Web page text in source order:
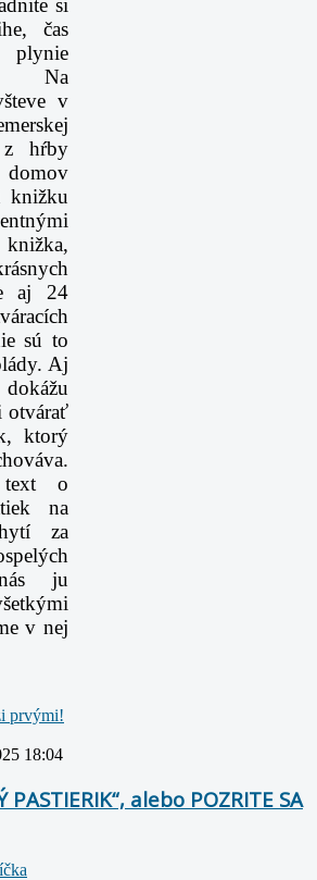
si
čas
Na
v
hŕby
knižku
knižka,
aj 24
sú to
Aj
otvárať
ktorý
o
na
za
ju
v nej
prvými!
18:04
alebo POZRITE SA